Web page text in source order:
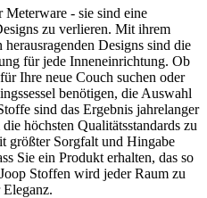
- sie sind eine
zu verlieren. Mit ihrem
Designs sind die
für jede Inneneinrichtung. Ob
Ihre neue Couch suchen oder
benötigen, die Auswahl
sind das Ergebnis jahrelanger
höchsten Qualitätsstandards zu
größter Sorgfalt und Hingabe
Sie ein Produkt erhalten, das so
Stoffen wird jeder Raum zu